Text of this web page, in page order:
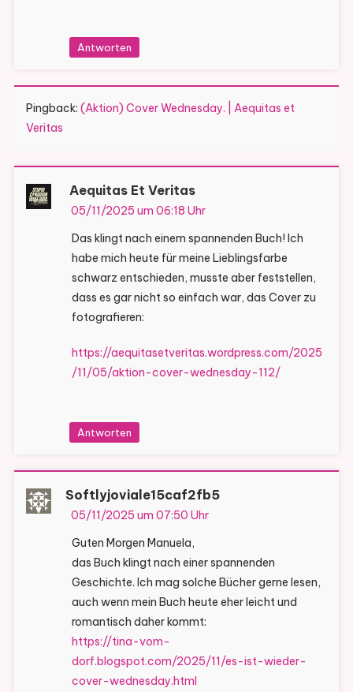
Antworten
Pingback: (Aktion) Cover Wednesday. | Aequitas et
Veritas
Aequitas Et Veritas
05/11/2025 um 06:18 Uhr
Das klingt nach einem spannenden Buch! Ich
habe mich heute für meine Lieblingsfarbe
schwarz entschieden, musste aber feststellen,
dass es gar nicht so einfach war, das Cover zu
fotografieren:
https://aequitasetveritas.wordpress.com/2025
/11/05/aktion-cover-wednesday-112/
Antworten
Softlyjoviale15caf2fb5
05/11/2025 um 07:50 Uhr
Guten Morgen Manuela,
das Buch klingt nach einer spannenden
Geschichte. Ich mag solche Bücher gerne lesen,
auch wenn mein Buch heute eher leicht und
romantisch daher kommt:
https://tina-vom-
dorf.blogspot.com/2025/11/es-ist-wieder-
cover-wednesday.html